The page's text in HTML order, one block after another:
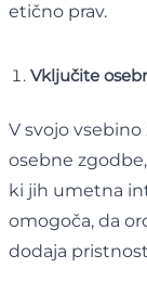
etično prav.
Vključite
V svojo
osebne
ki jih umetna
omogoča, da
dodaja